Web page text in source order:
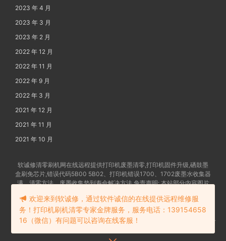
2023 年 4 月
2023 年 3 月
2023 年 2 月
2022 年 12 月
2022 年 11 月
2022 年 9 月
2022 年 3 月
2021 年 12 月
2021 年 11 月
2021 年 10 月
软诚修清零刷机网在线远程提供打印机废墨清零,打印机固件升级,硒鼓墨
盒刷免芯片,错误代码5B00 5B02、打印机错误1700、1702废墨水收集器
满、清零方法、废墨收集垫到寿命解决方法 免责声明: 本站部分内容图片
4号-18
苏公网安备32058302006114号
欢迎来到软诚修，通过软件诚信的在线提供远程维修服
务！打印机刷机清零专家金牌服务，服务电话：139154658
16（微信）有问题可以咨询在线客服！